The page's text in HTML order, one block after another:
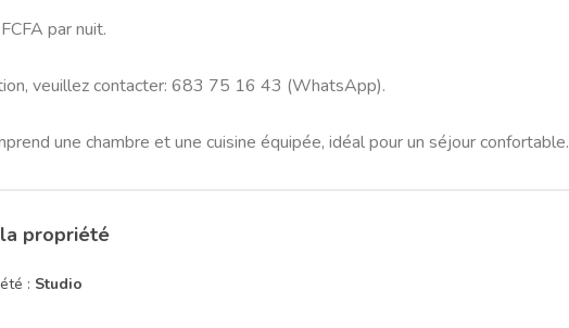
par nuit.
veuillez contacter: 683 75 16 43 (WhatsApp).
une chambre et une cuisine équipée, idéal pour un séjour confortable.
propriété
: Studio